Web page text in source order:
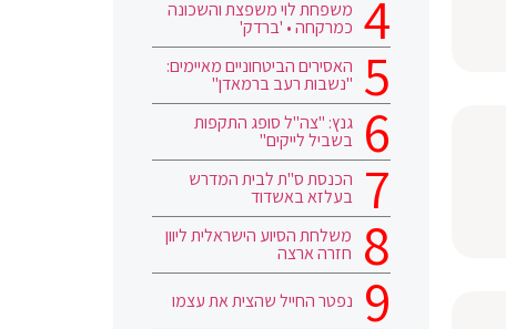
משפחת לוי משפצת והשכונה
כמרקחה • 'ברדק'
האסירים הביטחוניים מאיימים:
"נשבות רעב ברמאדן"
גנץ: "צה"ל סופג התקפות
בשביל לייקים"
הכנסת ס"ת לבית המדרש
בעלזא באשדוד
משלחת הסיוע הישראלית ליוון
חזרה ארצה
נפטר החייל שהצית את עצמו